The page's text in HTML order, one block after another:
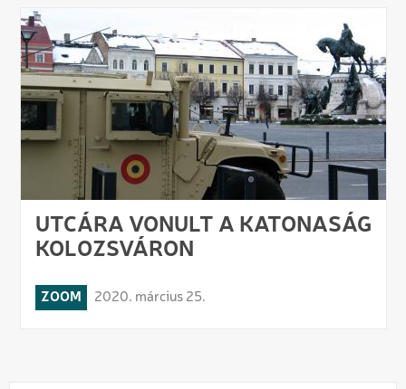
UTCÁRA VONULT A KATONASÁG
KOLOZSVÁRON
ZOOM 2020. március 25.